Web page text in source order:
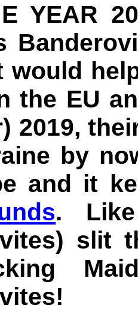
YEAR
would
the EU
2019,
by
and it
.
slit